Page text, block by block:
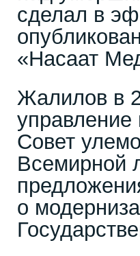
сделал в
«Насаат
Жалилов в
управление
Совет
Всемирной
о